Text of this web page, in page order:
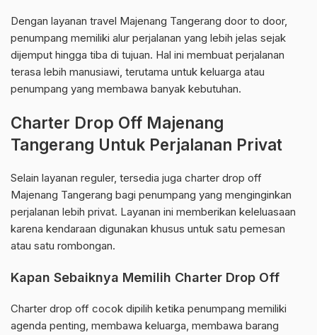
Dengan layanan travel Majenang Tangerang door to door,
penumpang memiliki alur perjalanan yang lebih jelas sejak
dijemput hingga tiba di tujuan. Hal ini membuat perjalanan
terasa lebih manusiawi, terutama untuk keluarga atau
penumpang yang membawa banyak kebutuhan.
Charter Drop Off Majenang
Tangerang Untuk Perjalanan Privat
Selain layanan reguler, tersedia juga charter drop off
Majenang Tangerang bagi penumpang yang menginginkan
perjalanan lebih privat. Layanan ini memberikan keleluasaan
karena kendaraan digunakan khusus untuk satu pemesan
atau satu rombongan.
Kapan Sebaiknya Memilih Charter Drop Off
Charter drop off cocok dipilih ketika penumpang memiliki
agenda penting, membawa keluarga, membawa barang